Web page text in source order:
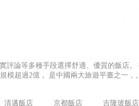
論等多種手段選擇舒適、優質的飯店
超過2億， 是中國兩大旅遊平臺之一
清邁飯店 京都飯店 吉隆玻飯店